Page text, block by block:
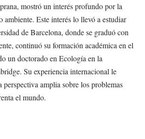
mostró un interés profundo por la
ambiente. Este interés lo llevó a estudiar
de Barcelona, donde se graduó con
continuó su formación académica en el
un doctorado en Ecología en la
Su experiencia internacional le
amplia sobre los problemas
el mundo.